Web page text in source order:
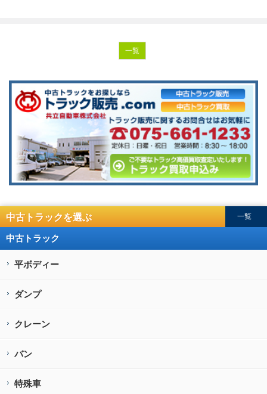
一覧
中古トラックを選ぶ 一覧
中古トラック
平ボディー
ダンプ
クレーン
バン
特殊車